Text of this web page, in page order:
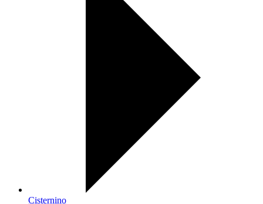
Cisternino